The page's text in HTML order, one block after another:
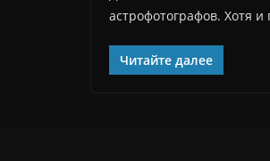
астрофотографов. Хотя
Читайте далее